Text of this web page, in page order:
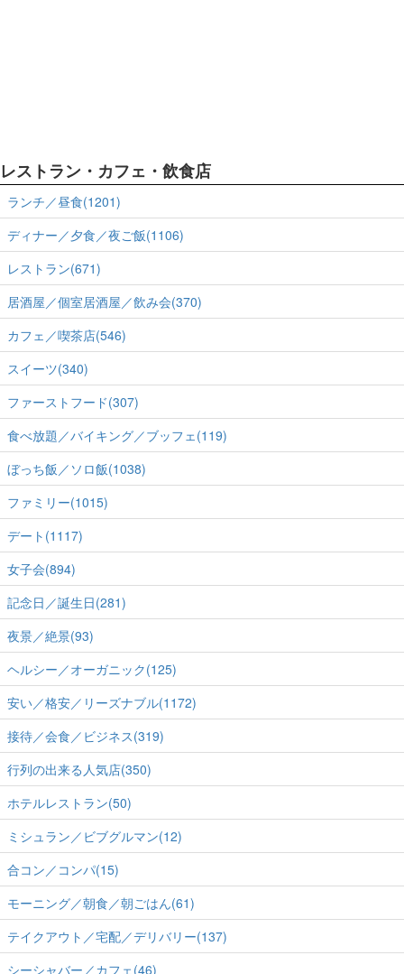
レストラン・カフェ・飲食店
ランチ／昼食(1201)
ディナー／夕食／夜ご飯(1106)
レストラン(671)
居酒屋／個室居酒屋／飲み会(370)
カフェ／喫茶店(546)
スイーツ(340)
ファーストフード(307)
食べ放題／バイキング／ブッフェ(119)
ぼっち飯／ソロ飯(1038)
ファミリー(1015)
デート(1117)
女子会(894)
記念日／誕生日(281)
夜景／絶景(93)
ヘルシー／オーガニック(125)
安い／格安／リーズナブル(1172)
接待／会食／ビジネス(319)
行列の出来る人気店(350)
ホテルレストラン(50)
ミシュラン／ビブグルマン(12)
合コン／コンパ(15)
モーニング／朝食／朝ごはん(61)
テイクアウト／宅配／デリバリー(137)
シーシャバー／カフェ(46)